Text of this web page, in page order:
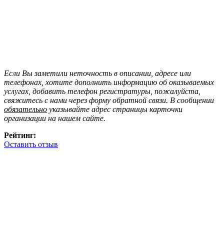
Если Вы заметили неточность в описании, адресе или
телефонах, хотите дополнить информацию об оказываемых
услугах, добавить телефон регистратуры, пожалуйста,
свяжитесь с нами через форму обратной связи. В сообщении
обязательно указывайте адрес страницы карточки
организации на нашем сайте.
Рейтинг:
Оставить отзыв